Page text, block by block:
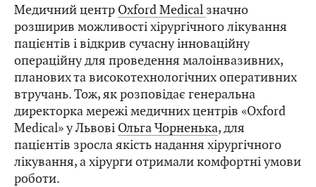
Медичний центр Oxford Medical значно
розширив можливості хірургічного лікування
пацієнтів і відкрив сучасну інноваційну
операційну для проведення малоінвазивних,
планових та високотехнологічних оперативних
втручань. Тож, як розповідає генеральна
директорка мережі медичних центрів «Oxford
Medical» у Львові Ольга Чорненька, для
пацієнтів зросла якість надання хірургічного
лікування, а хірурги отримали комфортні умови
роботи.